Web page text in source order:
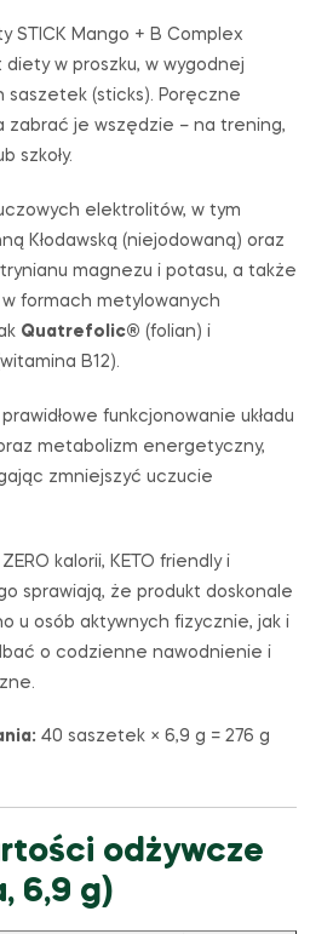
STICK Mango + B Complex
w proszku, w wygodnej
saszetek (sticks). Poręczne
zabrać je wszędzie – na trening,
szkoły.
elektrolitów, w tym
Kłodawską (niejodowaną) oraz
magnezu i potasu, a także
w formach metylowanych
Quatrefolic® (folian) i
B12).
funkcjonowanie układu
metabolizm energetyczny,
zmniejszyć uczucie
ZERO kalorii, KETO friendly i
sprawiają, że produkt doskonale
u osób aktywnych fizycznie, jak i
o codzienne nawodnienie i
40 saszetek × 6,9 g = 276 g
odżywcze
6,9 g)